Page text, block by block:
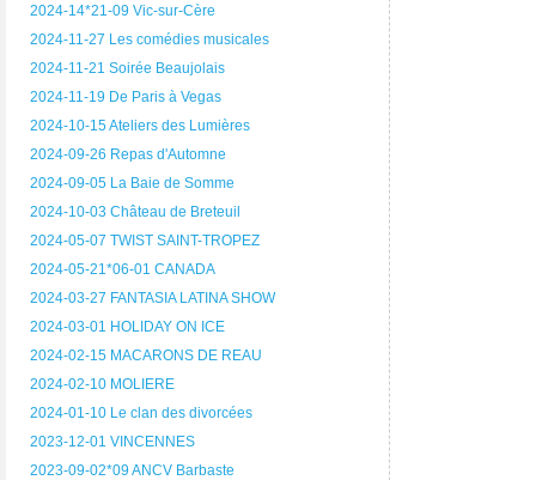
2024-14*21-09 Vic-sur-Cère
2024-11-27 Les comédies musicales
2024-11-21 Soirée Beaujolais
2024-11-19 De Paris à Vegas
2024-10-15 Ateliers des Lumières
2024-09-26 Repas d'Automne
2024-09-05 La Baie de Somme
2024-10-03 Château de Breteuil
2024-05-07 TWIST SAINT-TROPEZ
2024-05-21*06-01 CANADA
2024-03-27 FANTASIA LATINA SHOW
2024-03-01 HOLIDAY ON ICE
2024-02-15 MACARONS DE REAU
2024-02-10 MOLIERE
2024-01-10 Le clan des divorcées
2023-12-01 VINCENNES
2023-09-02*09 ANCV Barbaste